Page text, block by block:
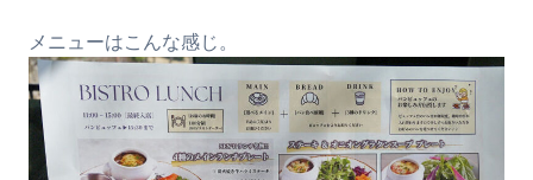
メニューはこんな感じ。